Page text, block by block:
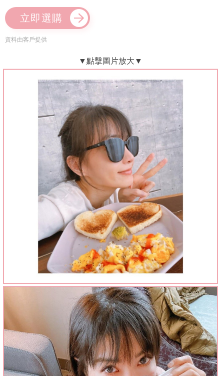
立即選購
資料由客戶提供